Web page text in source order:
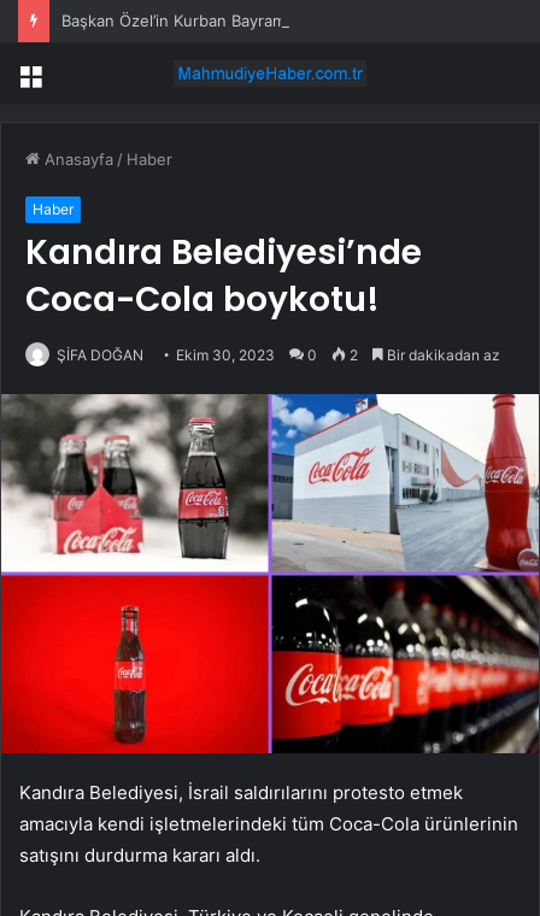
Başkan Özel’in Kurban Bayramı mesajı
Menü
Anasayfa / Haber
Haber
Kandıra Belediyesi’nde
Coca-Cola boykotu!
ŞİFA DOĞAN Ekim 30, 2023 0 2 Bir dakikadan az
Kandıra Belediyesi, İsrail saldırılarını protesto etmek
amacıyla kendi işletmelerindeki tüm Coca-Cola ürünlerinin
satışını durdurma kararı aldı.